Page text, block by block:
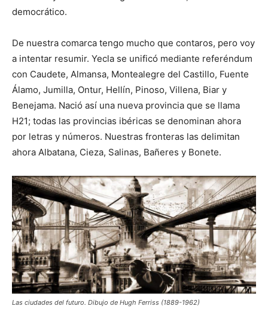
democrático.
De nuestra comarca tengo mucho que contaros, pero voy
a intentar resumir. Yecla se unificó mediante referéndum
con Caudete, Almansa, Montealegre del Castillo, Fuente
Álamo, Jumilla, Ontur, Hellín, Pinoso, Villena, Biar y
Benejama. Nació así una nueva provincia que se llama
H21; todas las provincias ibéricas se denominan ahora
por letras y números. Nuestras fronteras las delimitan
ahora Albatana, Cieza, Salinas, Bañeres y Bonete.
Las ciudades del futuro. Dibujo de Hugh Ferriss (1889-1962)